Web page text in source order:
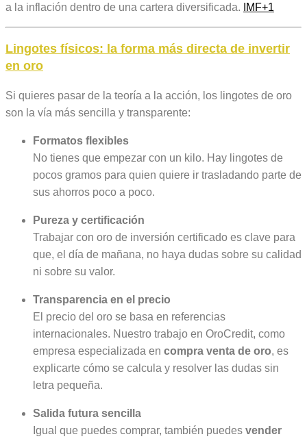
a la inflación dentro de una cartera diversificada.
IMF+1
Lingotes físicos: la forma más directa de invertir
en oro
Si quieres pasar de la teoría a la acción, los lingotes de oro
son la vía más sencilla y transparente:
Formatos flexibles
No tienes que empezar con un kilo. Hay lingotes de
pocos gramos para quien quiere ir trasladando parte de
sus ahorros poco a poco.
Pureza y certificación
Trabajar con oro de inversión certificado es clave para
que, el día de mañana, no haya dudas sobre su calidad
ni sobre su valor.
Transparencia en el precio
El precio del oro se basa en referencias
internacionales. Nuestro trabajo en OroCredit, como
empresa especializada en compra venta de oro, es
explicarte cómo se calcula y resolver las dudas sin
letra pequeña.
Salida futura sencilla
Igual que puedes comprar, también puedes vender